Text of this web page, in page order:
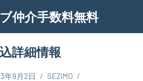
仲介手数料無料
詳細情報
年9月2日 SEZIMO